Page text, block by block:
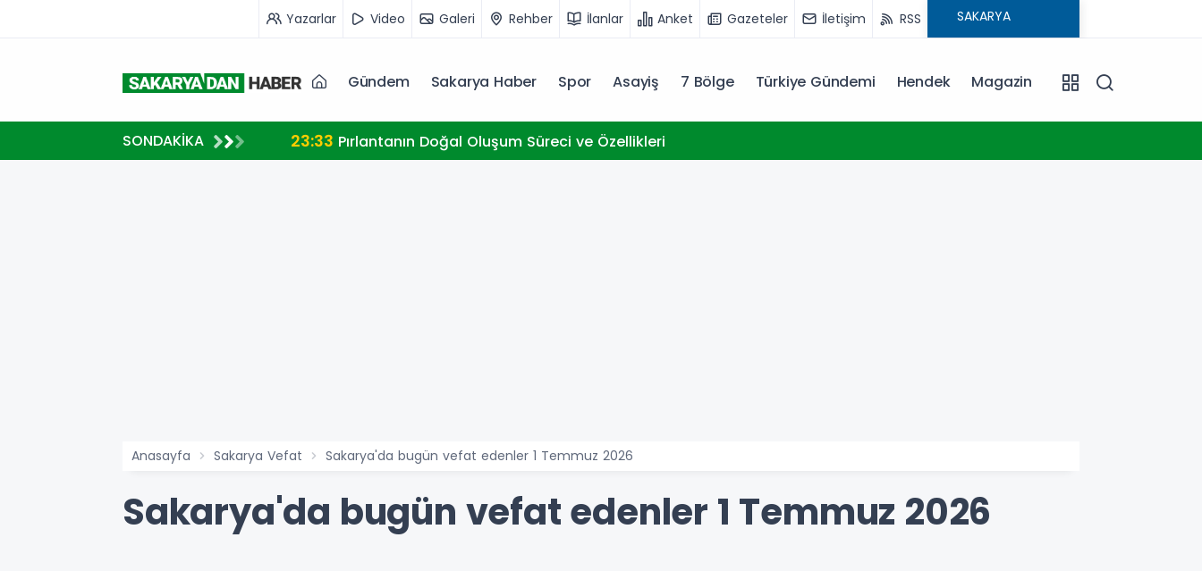
Yazarlar Video Galeri Rehber İlanlar Anket Gazeteler İletişim RSS
Gündem Sakarya Haber Spor Asayiş 7 Bölge Türkiye Gündemi Hendek Magazin
SONDAKİKA
MİLLİ TAKIM FORMASI GİYECEK 23:33 Pırlantanın Doğal Oluşum Süreci ve Özellikleri
Anasayfa Sakarya Vefat Sakarya'da bugün vefat edenler 1 Temmuz 2026
Sakarya'da bugün vefat edenler 1 Temmuz 2026